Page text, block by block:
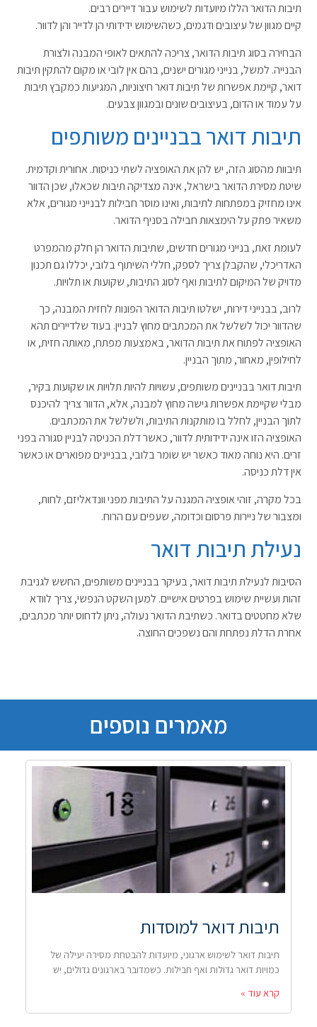
תיבות הדואר הללו מיועדות לשימוש עבור דיירים רבים.
קיים מגוון של עיצובים ודגמים, כשהשימוש ידידותי הן לדייר והן לדוור.
הבחירה בסוג תיבות הדואר, צריכה להתאים לאופי המבנה ולצורת
הבנייה. למשל, בנייני מגורים ישנים, בהם אין לובי או מקום להתקין תיבות
דואר, קיימת אפשרות של תיבות דואר חיצוניות, המגיעות כמקבץ תיבות
על עמוד או הדום, בעיצובים שונים ובמגוון צבעים.
תיבות דואר בבניינים משותפים
תיבוות מהסוג הזה, יש להן את האופציה לשתי כניסות. אחורית וקדמית.
שיטת מסירת הדואר בישראל, אינה מצדיקה תיבות שכאלו, שכן הדוור
אינו מחזיק במפתחות לתיבות, ואינו מוסר חבילות לבנייני מגורים, אלא
משאיר פתק על הימצאות חבילה בסניף הדואר.
לעומת זאת, בנייני מגורים חדשים, שתיבות הדואר הן חלק מהמפרט
האדריכלי, שהקבלן צריך לספק, חללי השיתוף בלובי, יכללו גם תכנון
מדויק של המיקום לתיבות ואף לסוג התיבות, שקועות או תלויות.
לרוב, בבנייני דירות, ישלטו תיבות הדואר הפונות לחזית המבנה, כך
שהדוור יכול לשלשל את המכתבים מחוץ לבניין. בעוד שלדיירים תהא
האופציה לפתוח את תיבות הדואר, באמצעות מפתח, מאותה חזית, או
לחילופין, מאחור, מתוך הבניין.
תיבות דואר בבניינים משותפים, עשויות להיות תלויות או שקועות בקיר,
מבלי שקיימת אפשרות גישה מחוץ למבנה, אלא, הדוור צריך להיכנס
לתוך הבניין, לחלל בו מותקנות התיבות, ולשלשל את המכתבים.
האופציה הזו אינה ידידותית לדוור, כאשר דלת הכניסה לבניין סגורה בפני
זרים. היא נוחה מאוד כאשר יש שומר בלובי, בבניינים מפוארים או כאשר
אין דלת כניסה.
בכל מקרה, זוהי אופציה המגנה על התיבות מפני וונדאליזם, לחות,
ומצבור של ניירות פרסום וכדומה, שעפים עם הרוח.
נעילת תיבות דואר
הסיבות לנעילת תיבות דואר, בעיקר בבניינים משותפים, החשש לגניבת
זהות ועשיית שימוש בפרטים אישיים. למען השקט הנפשי, צריך לוודא
שלא מחטטים בדואר. כשתיבת הדואר נעולה, ניתן לדחוס יותר מכתבים,
אחרת הדלת נפתחת והם נשפכים החוצה.
מאמרים נוספים
תיבות דואר למוסדות
תיבות דואר לשימוש ארגוני, מיועדות להבטחת מסירה יעילה של
כמויות דואר גדולות ואף חבילות. כשמדובר בארגונים גדולים, יש
קרא עוד »